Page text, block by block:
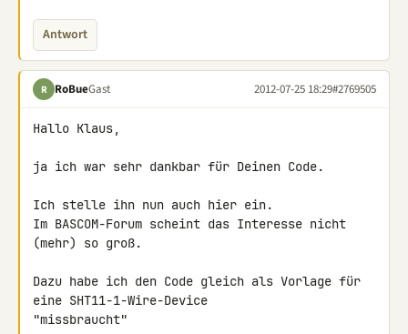
Antwort
R RoBueGast 2012-07-25 18:29#2769505
Hallo Klaus,
ja ich war sehr dankbar für Deinen Code.
Ich stelle ihn nun auch hier ein.
Im BASCOM-Forum scheint das Interesse nicht
(mehr) so groß.
Dazu habe ich den Code gleich als Vorlage für
eine SHT11-1-Wire-Device
"missbraucht"